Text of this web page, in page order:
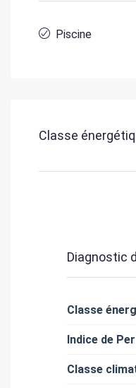
Piscine
Classe
Diagnostic
Classe
Indice de
Classe